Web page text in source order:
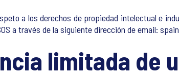
a los derechos de propiedad intelectual e
a través de la siguiente dirección de email:
limitada de